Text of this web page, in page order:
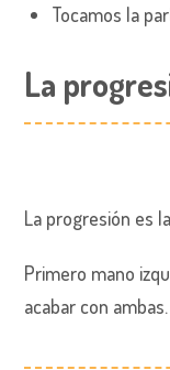
Tocamos la
La
La progresión es
Primero mano
acabar con ambas.